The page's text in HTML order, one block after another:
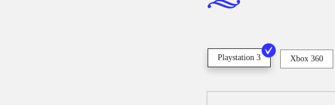
Playstation 3 Xbox 360